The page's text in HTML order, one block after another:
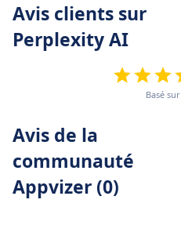
Avis clients sur
Perplexity AI
Basé sur
Avis de la
communauté
Appvizer (0)